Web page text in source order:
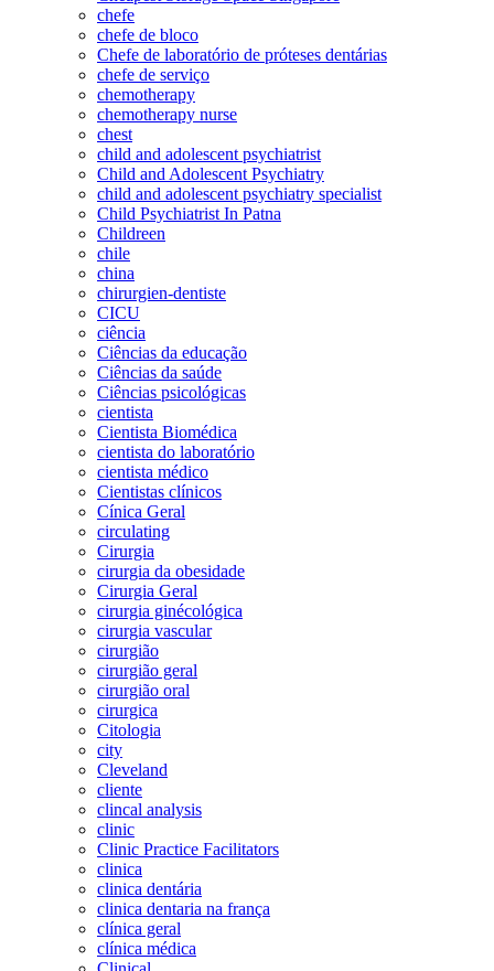
chefe
chefe de bloco
Chefe de laboratório de próteses dentárias
chefe de serviço
chemotherapy
chemotherapy nurse
chest
child and adolescent psychiatrist
Child and Adolescent Psychiatry
child and adolescent psychiatry specialist
Child Psychiatrist In Patna
Childreen
chile
china
chirurgien-dentiste
CICU
ciência
Ciências da educação
Ciências da saúde
Ciências psicológicas
cientista
Cientista Biomédica
cientista do laboratório
cientista médico
Cientistas clínicos
Cínica Geral
circulating
Cirurgia
cirurgia da obesidade
Cirurgia Geral
cirurgia ginécológica
cirurgia vascular
cirurgião
cirurgião geral
cirurgião oral
cirurgica
Citologia
city
Cleveland
cliente
clincal analysis
clinic
Clinic Practice Facilitators
clinica
clinica dentária
clinica dentaria na frança
clínica geral
clínica médica